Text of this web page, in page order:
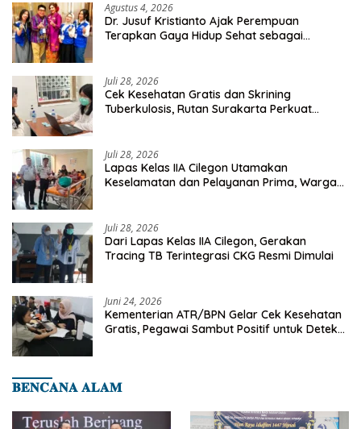
Agustus 4, 2026
Dr. Jusuf Kristianto Ajak Perempuan
Terapkan Gaya Hidup Sehat sebagai
Juli 28, 2026
Cek Kesehatan Gratis dan Skrining
Tuberkulosis, Rutan Surakarta Perkuat
Juli 28, 2026
Lapas Kelas IIA Cilegon Utamakan
Keselamatan dan Pelayanan Prima, Warga
Juli 28, 2026
Dari Lapas Kelas IIA Cilegon, Gerakan
Tracing TB Terintegrasi CKG Resmi Dimulai
Juni 24, 2026
Kementerian ATR/BPN Gelar Cek Kesehatan
Gratis, Pegawai Sambut Positif untuk Deteksi
𝐁𝐄𝐍𝐂𝐀𝐍𝐀 𝐀𝐋𝐀𝐌